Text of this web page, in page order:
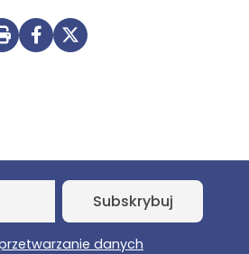
Drukuj stronę
Udostępnij na
Udostępnij na
danych